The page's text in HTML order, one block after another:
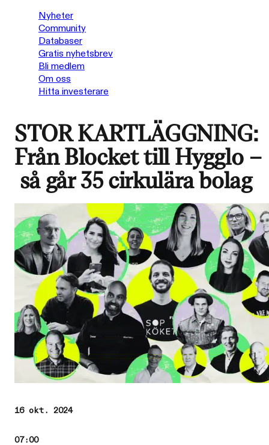
Nyheter
Community
Databaser
Gratis nyhetsbrev
Bli medlem
Om oss
Hitta investerare
STOR KARTLÄGGNING:
Från Blocket till Hygglo –
så går 35 cirkulära bolag
16 okt. 2024
07:00